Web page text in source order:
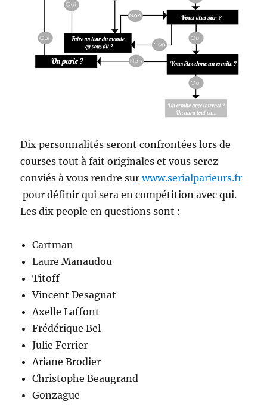
Dix personnalités seront confrontées lors de
courses tout à fait originales et vous serez
conviés à vous rendre surwww.serialparieurs.fr
pour définir qui sera en compétition avec qui.
Les dix people en questions sont :
Cartman
Laure Manaudou
Titoff
Vincent Desagnat
Axelle Laffont
Frédérique Bel
Julie Ferrier
Ariane Brodier
Christophe Beaugrand
Gonzague